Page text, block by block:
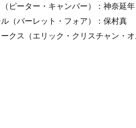
ピーター・キャンバー）：神奈延年
（バーレット・フォア）：保村真
クス（エリック・クリスチャン・